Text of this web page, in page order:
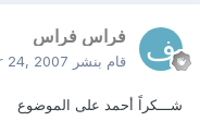
فراس فراس
قام بنشر 24, 2007
شـــكراً أحمد على الموضوع